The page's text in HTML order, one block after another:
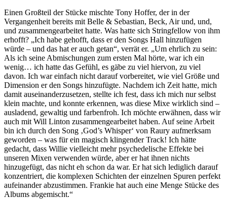
Einen Großteil der Stücke mischte Tony Hoffer, der in der
Vergangenheit bereits mit Belle & Sebastian, Beck, Air und, und,
und zusammengearbeitet hatte. Was hatte sich Stringfellow von ihm
erhofft? „Ich habe gehofft, dass er den Songs Hall hinzufügen
würde – und das hat er auch getan“, verrät er. „Um ehrlich zu sein:
Als ich seine Abmischungen zum ersten Mal hörte, war ich ein
wenig… ich hatte das Gefühl, es gäbe zu viel hiervon, zu viel
davon. Ich war einfach nicht darauf vorbereitet, wie viel Größe und
Dimension er den Songs hinzufügte. Nachdem ich Zeit hatte, mich
damit auseinanderzusetzen, stellte ich fest, dass ich mich nur selbst
klein machte, und konnte erkennen, was diese Mixe wirklich sind –
ausladend, gewaltig und farbenfroh. Ich möchte erwähnen, dass wir
auch mit Will Linton zusammengearbeitet haben. Auf seine Arbeit
bin ich durch den Song ‚God’s Whisper‘ von Raury aufmerksam
geworden – was für ein magisch klingender Track! Ich hätte
gedacht, dass Willie vielleicht mehr psychedelische Effekte bei
unseren Mixen verwenden würde, aber er hat ihnen nichts
hinzugefügt, das nicht eh schon da war. Er hat sich lediglich darauf
konzentriert, die komplexen Schichten der einzelnen Spuren perfekt
aufeinander abzustimmen. Frankie hat auch eine Menge Stücke des
Albums abgemischt.“